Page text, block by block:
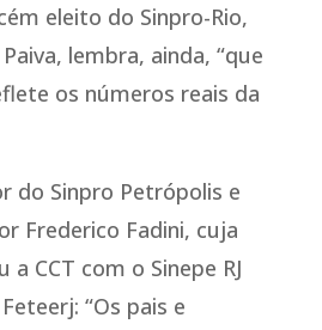
eleito do Sinpro-Rio,
lembra, ainda, “que
os números reais da
do Sinpro Petrópolis e
Frederico Fadini, cuja
a CCT com o Sinepe RJ
“Os pais e